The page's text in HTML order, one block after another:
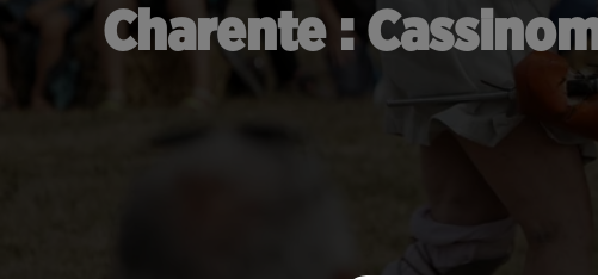
Charente :